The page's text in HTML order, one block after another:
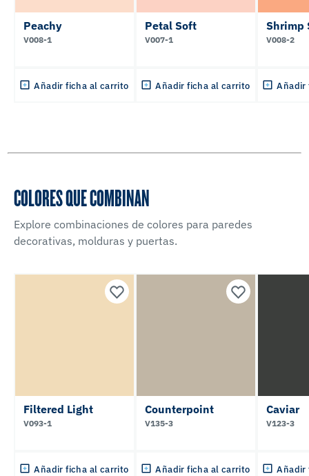
Peachy
V008-1
Añadir ficha al carrito
Petal Soft
V007-1
Añadir ficha al carrito
Shrimp
V008-2
Añadir
COLORES QUE COMBINAN
Explore combinaciones de colores para paredes
decorativas, molduras y puertas.
Filtered Light
V093-1
Añadir ficha al carrito
Counterpoint
V135-3
Añadir ficha al carrito
Caviar
V123-3
Añadir